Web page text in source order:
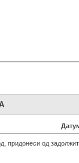
придонеси од